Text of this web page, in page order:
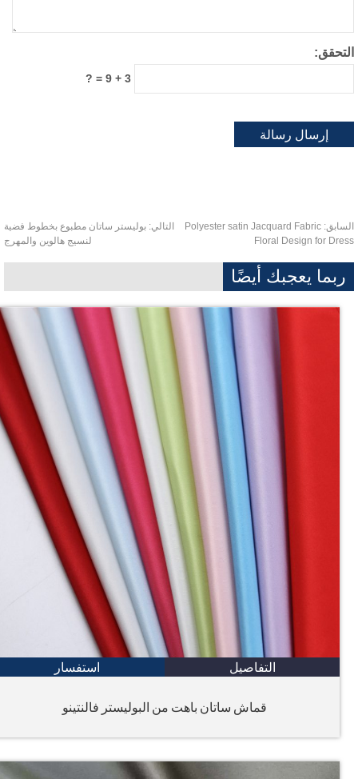
Polyester satin Jacquard Fabric
Floral Design for
التالي: بوليستر ساتان مطبوع بخطوط فضية
لنسيج هالوين والمهرج
ربما يعجبك أيضًا
التفاصيل استفسار
قماش ساتان باهت من البوليستر فالنتينو